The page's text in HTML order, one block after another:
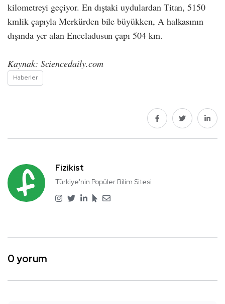
kilometreyi geçiyor. En dıştaki uydulardan Titan, 5150
kmlik çapıyla Merkürden bile büyükken, A halkasının
dışında yer alan Enceladusun çapı 504 km.
Kaynak: Sciencedaily.com
Haberler
Fizikist
Türkiye'nin Popüler Bilim Sitesi
0 yorum